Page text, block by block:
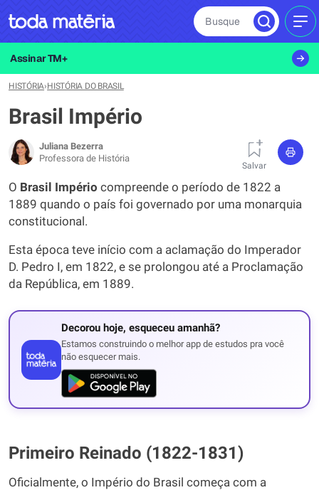
Busque
Assinar TM+
HISTÓRIA›HISTÓRIA DO BRASIL
Brasil Império
Juliana Bezerra
Professora de História
Salvar
O Brasil Império compreende o período de 1822 a
1889 quando o país foi governado por uma monarquia
constitucional.
Esta época teve início com a aclamação do Imperador
D. Pedro I, em 1822, e se prolongou até a Proclamação
da República, em 1889.
Decorou hoje, esqueceu amanhã?
Estamos construindo o melhor app de estudos pra você
não esquecer mais.
Primeiro Reinado (1822-1831)
Oficialmente, o Império do Brasil começa com a